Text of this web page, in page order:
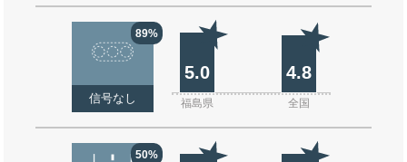
89%
信号なし
5.0 4.8
福島県 全国
50%